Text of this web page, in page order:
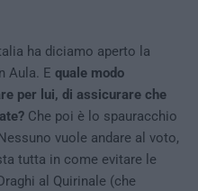
ha diciamo aperto la
Aula. E quale modo
per lui, di assicurare che
Che poi è lo spauracchio
vuole andare al voto,
tutta in come evitare le
al Quirinale (che